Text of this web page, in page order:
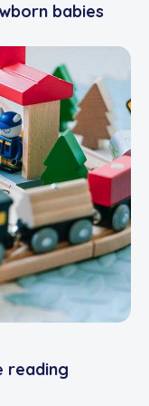
babies
reading